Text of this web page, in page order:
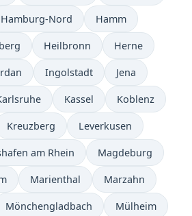
Hamburg-Nord Hamm
Heilbronn Herne
Ingolstadt Jena
Kassel Koblenz
Kreuzberg Leverkusen
am Rhein Magdeburg
Marienthal Marzahn
Mönchengladbach Mülheim